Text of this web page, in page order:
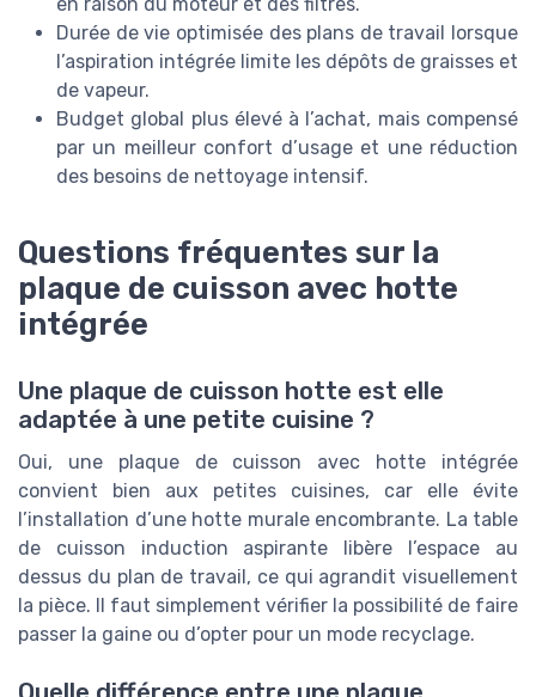
Durée de vie optimisée des plans de travail lorsque
l’aspiration intégrée limite les dépôts de graisses et
de vapeur.
Budget global plus élevé à l’achat, mais compensé
par un meilleur confort d’usage et une réduction
des besoins de nettoyage intensif.
Questions fréquentes sur la
plaque de cuisson avec hotte
intégrée
Une plaque de cuisson hotte est elle
adaptée à une petite cuisine ?
Oui, une plaque de cuisson avec hotte intégrée
convient bien aux petites cuisines, car elle évite
l’installation d’une hotte murale encombrante. La table
de cuisson induction aspirante libère l’espace au
dessus du plan de travail, ce qui agrandit visuellement
la pièce. Il faut simplement vérifier la possibilité de faire
passer la gaine ou d’opter pour un mode recyclage.